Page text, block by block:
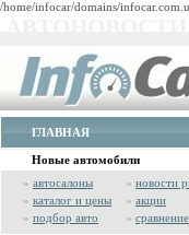
/home/infocar/domains/
ГЛАВНАЯ
Новые автомобили
» автосалоны » новости
» каталог и цены » акции
» подбор авто » сравнение